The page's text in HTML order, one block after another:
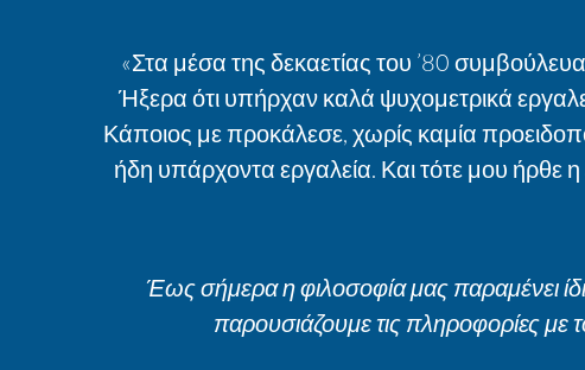
«Στα μέσα της δεκαετίας του ’80
Ήξερα ότι υπήρχαν καλά ψυχομετρικά
Κάποιος με προκάλεσε, χωρίς καμία
ήδη υπάρχοντα εργαλεία. Και τότε μου ήρθε
Έως σήμερα η φιλοσοφία μας παραμένει
παρουσιάζουμε τις πληροφορίες με